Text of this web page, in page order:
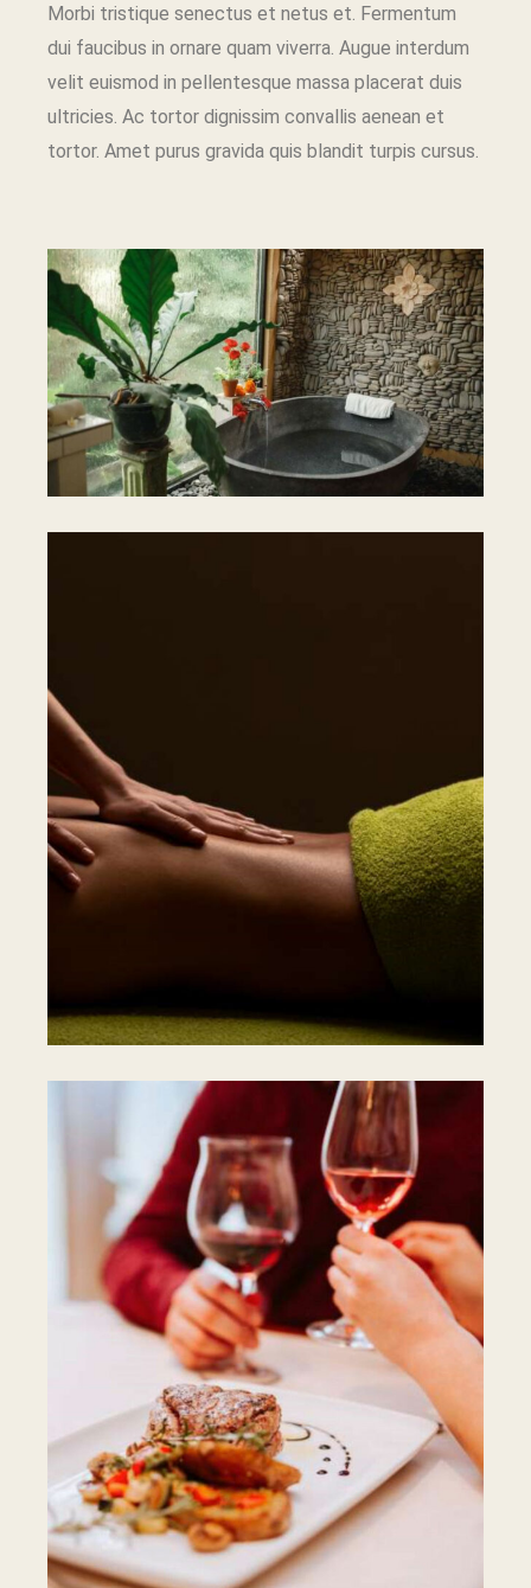
Morbi tristique senectus et netus et. Fermentum
dui faucibus in ornare quam viverra. Augue interdum
velit euismod in pellentesque massa placerat duis
ultricies. Ac tortor dignissim convallis aenean et
tortor. Amet purus gravida quis blandit turpis cursus.